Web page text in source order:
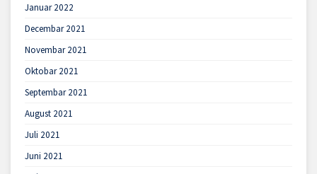
Januar 2022
Decembar 2021
Novembar 2021
Oktobar 2021
Septembar 2021
August 2021
Juli 2021
Juni 2021